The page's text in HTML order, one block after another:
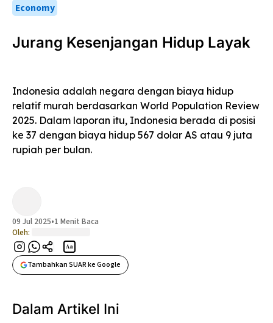
Economy
Jurang Kesenjangan Hidup Layak
Indonesia adalah negara dengan biaya hidup
relatif murah berdasarkan World Population Review
2025. Dalam laporan itu, Indonesia berada di posisi
ke 37 dengan biaya hidup 567 dolar AS atau 9 juta
rupiah per bulan.
09 Jul 2025•1 Menit Baca
Oleh:
Aa
Tambahkan SUAR ke Google
Dalam Artikel Ini